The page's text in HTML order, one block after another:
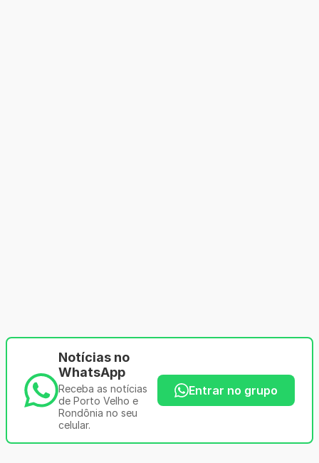
Notícias no
WhatsApp
Receba as notícias
de Porto Velho e
Rondônia no seu
celular.
Entrar no grupo